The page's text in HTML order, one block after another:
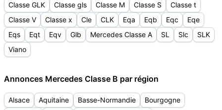
Classe GLK
Classe gls Classe M Classe S
Classe t
Classe V
Classe x Cle CLK Eqa Eqb Eqc
Eqe
Eqs
Eqt Eqv Glb Mercedes Classe A SL Slc
SLK
Viano
Annonces Mercedes Classe B par région
Alsace Aquitaine Basse-Normandie
Bourgogne